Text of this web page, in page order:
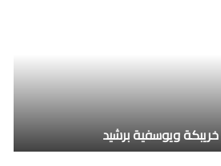
ويوسفية برشيد